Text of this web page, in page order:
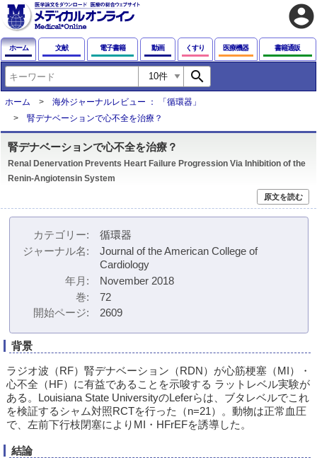
account_circle
ホーム 文献 電子書籍 動画 くすり 医療機器 書籍通販
search
ホーム
海外ジャーナルレビュー ： 「循環器」
腎デナベーションで心不全を治療？
腎デナベーションで心不全を治療？
Renal Denervation Prevents Heart Failure Progression Via Inhibition of the
Renin-Angiotensin System
原文を読む
カテゴリー
循環器
ジャーナル名
Journal of the American College of
Cardiology
年月
November 2018
巻
72
開始ページ
2609
背景
ラジオ波（RF）腎デナベーション（RDN）が心筋梗塞（MI）・
心不全（HF）に有益であることを示唆する ラットレベル実験が
ある。Louisiana State UniversityのLeferらは、ブタレベルでこれ
を検証するシャム対照RCTを行った（n=21）。動物は正常血圧
で、左前下行枝閉塞によりMI・HFrEFを誘導した。
結論